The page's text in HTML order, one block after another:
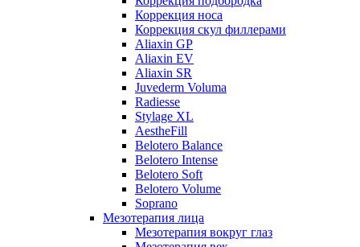
Коррекция носа
Коррекция скул филлерами
Aliaxin GP
Aliaxin EV
Aliaxin SR
Juvederm Voluma
Radiesse
Stylage XL
AestheFill
Belotero Balance
Belotero Intense
Belotero Soft
Belotero Volume
Soprano
Мезотерапия лица
Мезотерапия вокруг глаз